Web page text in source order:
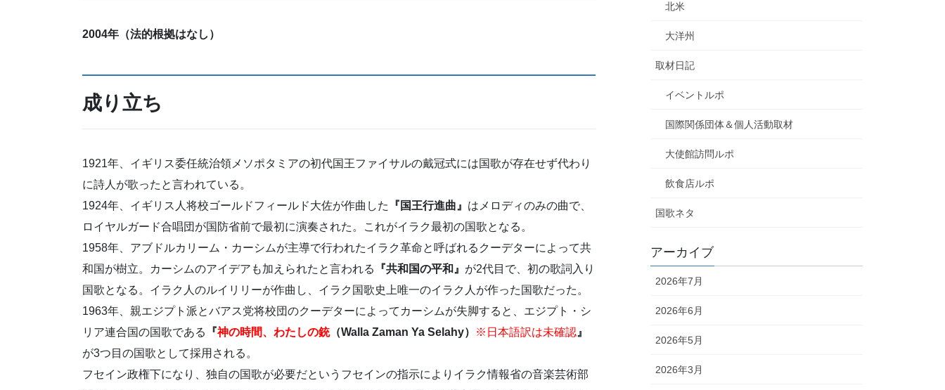
2004年（法的根拠はなし）
成り立ち
1921年、イギリス委任統治領メソポタミアの初代国王ファイサルの戴冠式には国歌が存在せず代わり
に詩人が歌ったと言われている。
1924年、イギリス人将校ゴールドフィールド大佐が作曲した
『国王行進曲』 はメロディのみの曲で、
ロイヤルガード合唱団が国防省前で最初に演奏された。これがイラク最初の国歌となる。
1958年、アブドルカリーム・カーシムが主導で行われたイラク革命と呼ばれるクーデターによって共
和国が樹立。カーシムのアイデアも加えられたと言われる
『共和国の平和』 が2代目で、初の歌詞入り
国歌となる。イラク人のルイリリーが作曲し、イラク国歌史上唯一のイラク人が作った国歌だった。
1963年、親エジプト派とバアス党将校団のクーデターによってカーシムが失脚すると、エジプト・シ
リア連合国の国歌である
『神の時間、わたしの銃（Walla Zaman Ya Selahy） ※日本語訳は未確認 』
が3つ目の国歌として採用される。
フセイン政権下になり、独自の国歌が必要だというフセインの指示によりイラク情報省の音楽芸術部
北米
大洋州
取材日記
イベントルポ
国際関係団体＆個人活動取材
大使館訪問ルポ
飲食店ルポ
国歌ネタ
アーカイブ
2026年7月
2026年6月
2026年5月
2026年3月